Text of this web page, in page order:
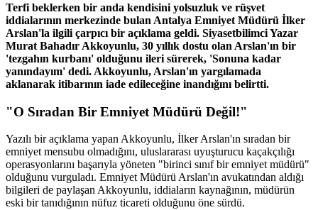
Terfi beklerken bir anda kendisini yolsuzluk ve rüşvet
iddialarının merkezinde bulan Antalya Emniyet Müdürü İlker
Arslan'la ilgili çarpıcı bir açıklama geldi. Siyasetbilimci Yazar
Murat Bahadır Akkoyunlu, 30 yıllık dostu olan Arslan'ın bir
'tezgahın kurbanı' olduğunu ileri sürerek, 'Sonuna kadar
yanındayım' dedi. Akkoyunlu, Arslan'ın yargılamada
aklanarak itibarının iade edileceğine inandığını belirtti.
"O Sıradan Bir Emniyet Müdürü Değil!"
Yazılı bir açıklama yapan Akkoyunlu, İlker Arslan'ın sıradan bir
emniyet mensubu olmadığını, uluslararası uyuşturucu kaçakçılığı
operasyonlarını başarıyla yöneten "birinci sınıf bir emniyet müdürü"
olduğunu vurguladı. Emniyet Müdürü Arslan'ın avukatından aldığı
bilgileri de paylaşan Akkoyunlu, iddiaların kaynağının, müdürün
eski bir tanıdığının nüfuz ticareti olduğunu öne sürdü.